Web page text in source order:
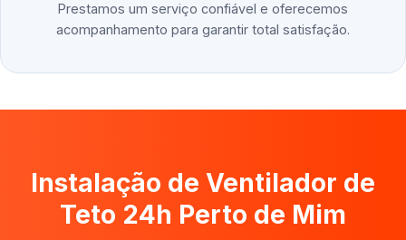
Prestamos um serviço confiável e oferecemos
acompanhamento para garantir total satisfação.
Instalação de Ventilador de
Teto 24h Perto de Mim